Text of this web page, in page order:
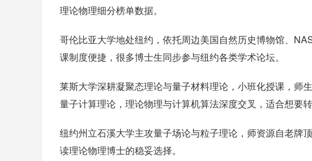
理论物理细分榜单数据。
哥伦比亚大学地处纽约，依托周边美国自然历史博物馆、
课制度便捷，很多博士生同步参与纽约各类学术论坛。
莱斯大学深耕凝聚态理论与量子材料理论，小班化授课，师
量子计算理论，理论物理与计算机算法深度交叉，适合想要
纽约州立石溪大学主攻量子场论与粒子理论，师资源自老牌
读理论物理博士的稳妥选择。